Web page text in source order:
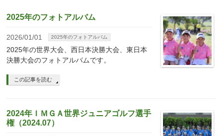
2025年のフォトアルバム
2026/01/01 2025年のフォトアルバム
2025年の世界大会、西日本決勝大会、東日本
決勝大会のフォトアルバムです。
この記事を読む
2024年ＩＭＧＡ世界ジュニアゴルフ選手
権（2024.07）